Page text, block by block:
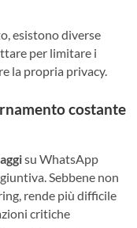
esistono diverse
per limitare i
la propria privacy.
costante
su WhatsApp
Sebbene non
rende più difficile
critiche